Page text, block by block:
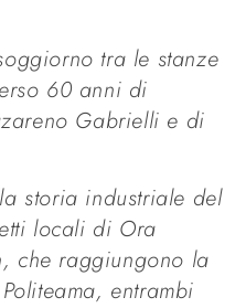
tra le stanze
60 anni di
Gabrielli e di
storia industriale del
locali di Ora
che raggiungono la
entrambi